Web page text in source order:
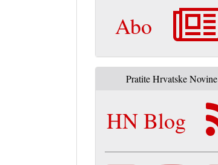
Abo
Pratite Hrvatske Novine
HN Blog